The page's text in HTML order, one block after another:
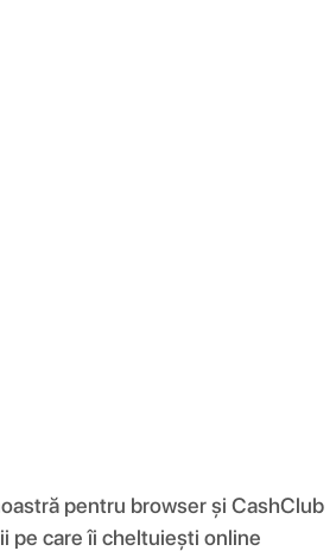
pentru browser și CashClub
pe care îi cheltuiești online